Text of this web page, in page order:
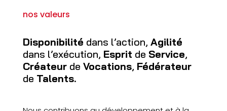
nos valeurs
Disponibilité dans l’action, Agilité
dans l’exécution, Esprit de Service,
Créateurde Vocations, Fédérateur
de Talents.